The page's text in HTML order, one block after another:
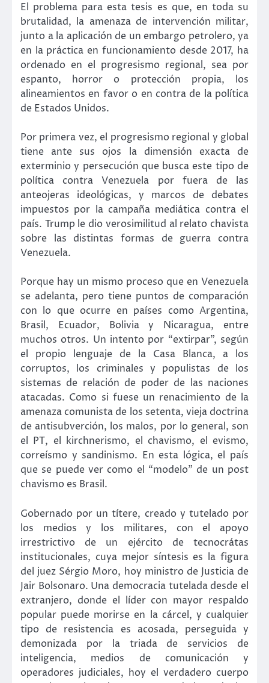
El problema para esta tesis es que, en toda su
brutalidad, la amenaza de intervención militar,
junto a la aplicación de un embargo petrolero, ya
en la práctica en funcionamiento desde 2017, ha
ordenado en el progresismo regional, sea por
espanto, horror o protección propia, los
alineamientos en favor o en contra de la política
de Estados Unidos.
Por primera vez, el progresismo regional y global
tiene ante sus ojos la dimensión exacta de
exterminio y persecución que busca este tipo de
política contra Venezuela por fuera de las
anteojeras ideológicas, y marcos de debates
impuestos por la campaña mediática contra el
país. Trump le dio verosimilitud al relato chavista
sobre las distintas formas de guerra contra
Venezuela.
Porque hay un mismo proceso que en Venezuela
se adelanta, pero tiene puntos de comparación
con lo que ocurre en países como Argentina,
Brasil, Ecuador, Bolivia y Nicaragua, entre
muchos otros. Un intento por “extirpar”, según
el propio lenguaje de la Casa Blanca, a los
corruptos, los criminales y populistas de los
sistemas de relación de poder de las naciones
atacadas. Como si fuese un renacimiento de la
amenaza comunista de los setenta, vieja doctrina
de antisubverción, los malos, por lo general, son
el PT, el kirchnerismo, el chavismo, el evismo,
correísmo y sandinismo. En esta lógica, el país
que se puede ver como el “modelo” de un post
chavismo es Brasil.
Gobernado por un títere, creado y tutelado por
los medios y los militares, con el apoyo
irrestrictivo de un ejército de tecnocrátas
institucionales, cuya mejor síntesis es la figura
del juez Sérgio Moro, hoy ministro de Justicia de
Jair Bolsonaro. Una democracia tutelada desde el
extranjero, donde el líder con mayor respaldo
popular puede morirse en la cárcel, y cualquier
tipo de resistencia es acosada, perseguida y
demonizada por la triada de servicios de
inteligencia, medios de comunicación y
operadores judiciales, hoy el verdadero cuerpo